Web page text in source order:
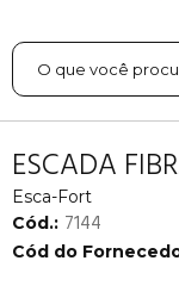
ESCADA
Esca-Fort
Cód.: 7144
Cód do